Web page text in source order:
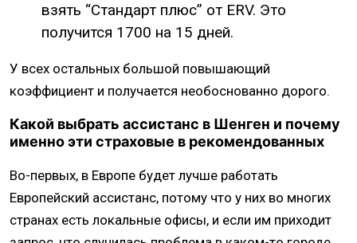
взять “Стандарт плюс” от ERV. Это
получится 1700 на 15 дней.
У всех остальных большой повышающий
коэффициент и получается необоснованно дорого.
Какой выбрать ассистанс в Шенген и почему
именно эти страховые в рекомендованных
Во-первых, в Европе будет лучше работать
Европейский ассистанс, потому что у них во многих
странах есть локальные офисы, и если им приходит